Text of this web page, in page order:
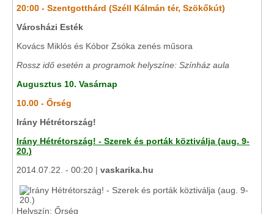
20:00 - Szentgotthárd (Széll Kálmán tér, Szökőkút)
Városházi Esték
Kovács Miklós és Kóbor Zsóka zenés műsora
Rossz idő esetén a programok helyszíne: Színház aula
Augusztus 10. Vasárnap
10.00 - Őrség
Irány Hétrétország!
Irány Hétrétország! - Szerek és porták köztiválja (aug. 9-
20.)
2014.07.22. - 00:20 | vaskarika.hu
Helyszín: Őrség